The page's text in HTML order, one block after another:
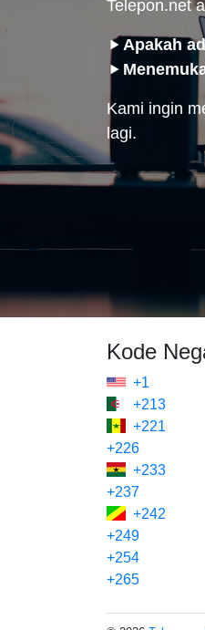
Telepon.net
Apakah
Kami ingin
lagi.
Kode
+1
+213
+221
+226
+233
+237
+242
+249
+254
+265